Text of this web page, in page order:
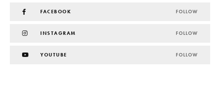
FACEBOOK FOLLOW
INSTAGRAM FOLLOW
YOUTUBE FOLLOW